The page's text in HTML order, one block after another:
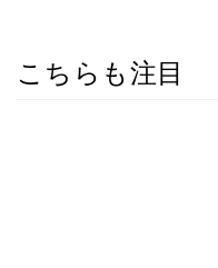
こちらも注目